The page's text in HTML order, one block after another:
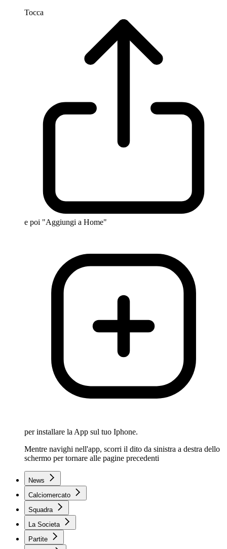
Tocca
e poi "Aggiungi a Home"
per installare la App sul tuo Iphone.
Mentre navighi nell'app, scorri il dito da sinistra a destra dello
schermo per tornare alle pagine precedenti
News
Calciomercato
Squadra
La Societa
Partite